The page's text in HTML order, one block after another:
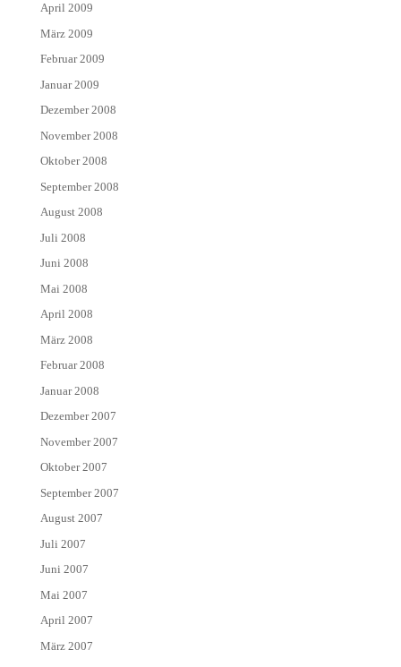
April 2009
März 2009
Februar 2009
Januar 2009
Dezember 2008
November 2008
Oktober 2008
September 2008
August 2008
Juli 2008
Juni 2008
Mai 2008
April 2008
März 2008
Februar 2008
Januar 2008
Dezember 2007
November 2007
Oktober 2007
September 2007
August 2007
Juli 2007
Juni 2007
Mai 2007
April 2007
März 2007